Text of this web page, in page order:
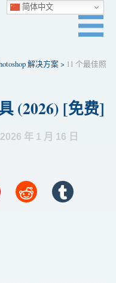
解决方案> 11 个最佳照
(2026) [免费]
2026 年 1 月 16 日
简体中文